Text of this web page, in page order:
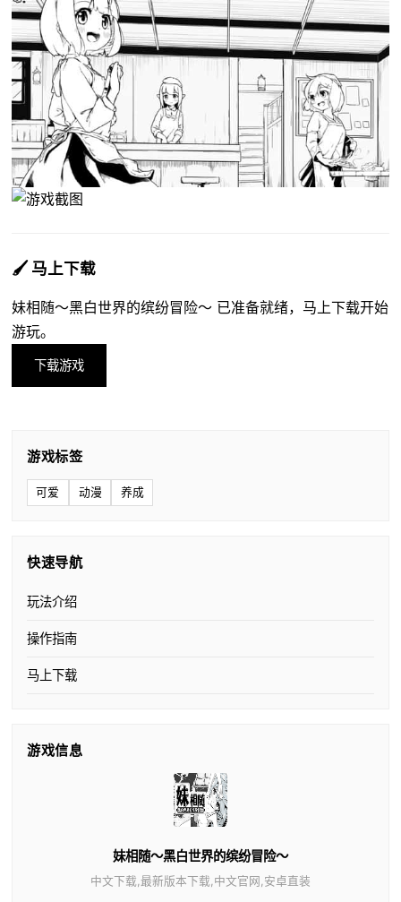
🖌️ 马上下载
妹相随～黑白世界的缤纷冒险～ 已准备就绪，马上下载开始
游玩。
下载游戏
游戏标签
可爱 动漫 养成
快速导航
玩法介绍
操作指南
马上下载
游戏信息
妹相随～黑白世界的缤纷冒险～
中文下载,最新版本下载,中文官网,安卓直装